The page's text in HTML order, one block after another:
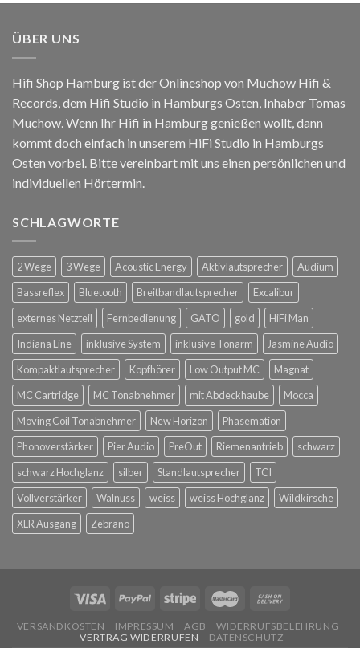
ÜBER UNS
Hifi Shop Hamburg ist der Onlineshop von Muchow Hifi &
Records, dem Hifi Studio in Hamburgs Osten, Inhaber Tomas
Muchow. Wenn Ihr Hifi in Hamburg genießen wollt, dann
kommt doch einfach in unserem HiFi Studio in Hamburgs
Osten vorbei. Bittevereinbartmit uns einen persönlichen und
individuellen Hörtermin.
SCHLAGWORTE
2 Wege 3 Wege Acoustic Energy Aktivlautsprecher
Audium
Bassreflex
Bluetooth Breitbandlautsprecher
Excalibur
externes Netzteil
Fernbedienung GATO gold
HiFi Man
Indiana Line
inklusive System inklusive Tonarm
Jasmine Audio
Kompaktlautsprecher
Kopfhörer Low Output MC
Magnat
MC Cartridge
MC Tonabnehmer mit Abdeckhaube
Mocca
Moving Coil Tonabnehmer
New Horizon
Phasemation
Phonoverstärker
Pier Audio PreOut Riemenantrieb
schwarz
schwarz Hochglanz
silber Standlautsprecher
TCI
Vollverstärker
Walnuss weiss weiss Hochglanz
Wildkirsche
XLR Ausgang
Zebrano
VERSANDKOSTEN IMPRESSUM AGB
WIDERRUFSBELEHRUNG
VERTRAG WIDERRUFEN
DATENSCHUTZ